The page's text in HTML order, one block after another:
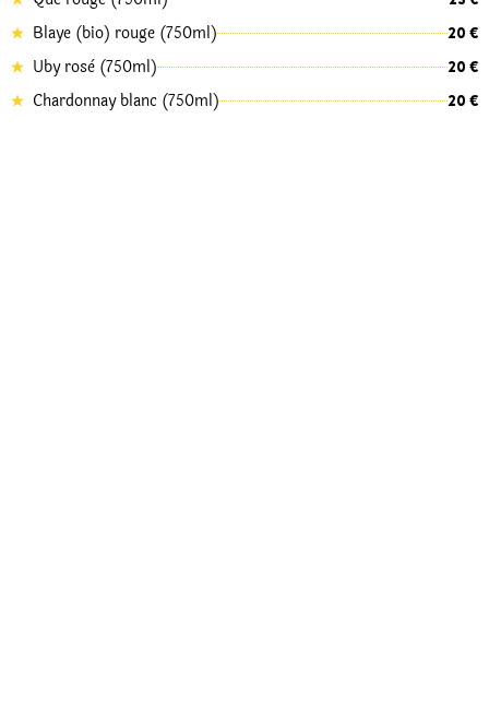
Blaye (bio) rouge (750ml) 20 €
Uby rosè (750ml) 20 €
Chardonnay blanc (750ml) 20 €